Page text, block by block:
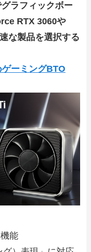
ラフィックボー
RTX 3060や
な製品を選択する
ーミングBTO
能